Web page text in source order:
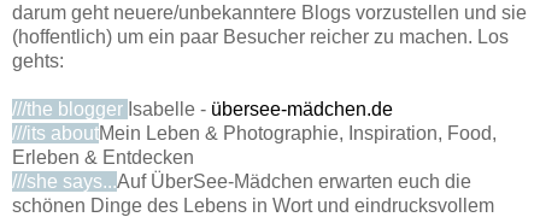
darum geht neuere/unbekanntere Blogs vorzustellen und sie
(hoffentlich) um ein paar Besucher reicher zu machen. Los
gehts:
///the blogger Isabelle - übersee-mädchen.de
///its aboutMein Leben & Photographie, Inspiration, Food,
Erleben & Entdecken
///she says...Auf ÜberSee-Mädchen erwarten euch die
schönen Dinge des Lebens in Wort und eindrucksvollem